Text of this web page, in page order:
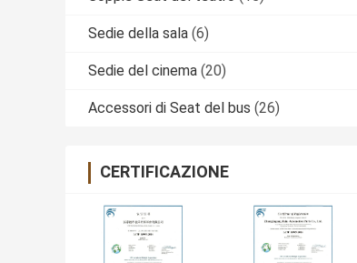
Sedie della sala (6)
Sedie del cinema (20)
Accessori di Seat del bus (26)
CERTIFICAZIONE